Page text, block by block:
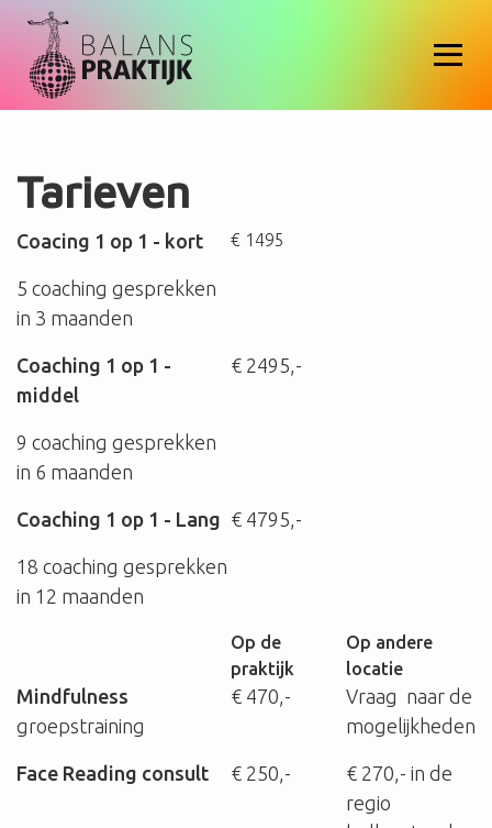
Tarieven
Coacing 1 op 1 - kort
5 coaching gesprekken
in 3 maanden
€ 1495
Coaching 1 op 1 -
middel
9 coaching gesprekken
in 6 maanden
€ 2495,-
Coaching 1 op 1 - Lang
18 coaching gesprekken
in 12 maanden
€ 4795,-
Op de
praktijk
Op andere
locatie
Mindfulness
groepstraining
€ 470,-
Vraag naar de
mogelijkheden
Face Reading consult € 250,-
€ 270,- in de
regio